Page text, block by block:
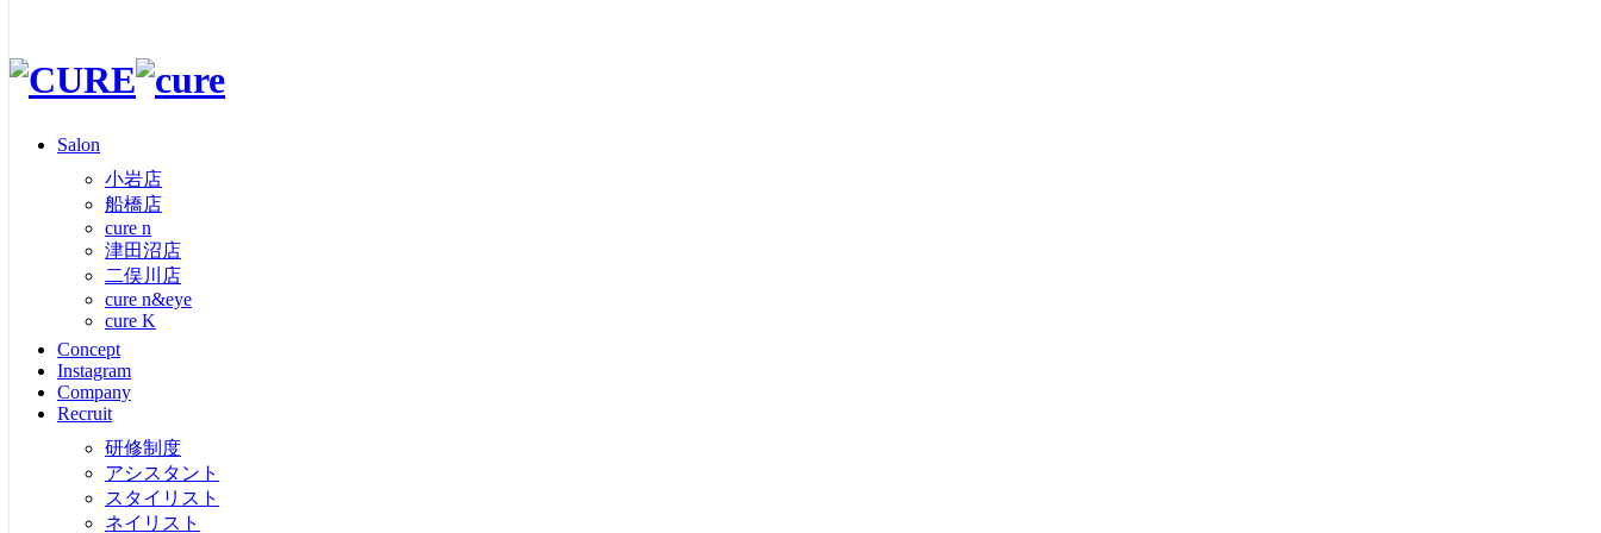
TOP
Salon
cure n
津田沼店
二俣川店
cure n&eye
Concept
Instagram
Company
Recruit
トップ
研修制度
アシスタント
スタイリスト
ネイリスト
アイリスト
Salon
小岩店
船橋店
cure n
津田沼店
二俣川店
cure n&eye
cure K
Concept
Instagram
Company
Recruit
研修制度
アシスタント
スタイリスト
ネイリスト
- Recruit | 求人情報 -
なりたいプロに合わせて一人一人に合わせたカリキュラムを組み、
育成していくカリキュラムです。
Assistantアシスタント募集
基本給
18万円～
技術売上、店販売上、指名手当、トータルビューティ手当